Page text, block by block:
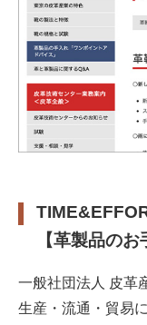
【革製品のお
一般社団法人 皮革
生産・流通・貿易